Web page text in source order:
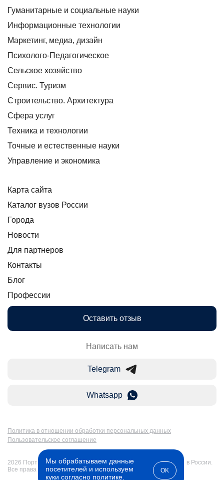
Гуманитарные и социальные науки
Информационные технологии
Маркетинг, медиа, дизайн
Психолого-Педагогическое
Сельское хозяйство
Сервис. Туризм
Строительство. Архитектура
Сфера услуг
Техника и технологии
Точные и естественные науки
Управление и экономика
Карта сайта
Каталог вузов России
Города
Новости
Для партнеров
Контакты
Блог
Профессии
Оставить отзыв
Написать нам
Telegram
Whatsapp
Политика в отношении обработки персональных данных
Пользовательское соглашение
2026 Портал Бакалавр-Магистр: дистанционное образование в России.
Все права защищены
Мы обрабатываем данные
посетителей и используем
куки согласно политике
OK